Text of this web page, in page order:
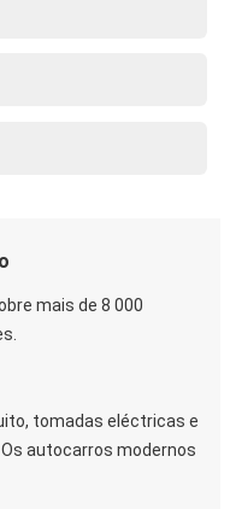
mais de 8 000
tomadas eléctricas e
autocarros modernos